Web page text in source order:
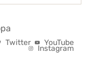
Twitter YouTube
Instagram